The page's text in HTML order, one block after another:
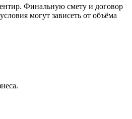
Финальную смету и договор
могут зависеть от объёма